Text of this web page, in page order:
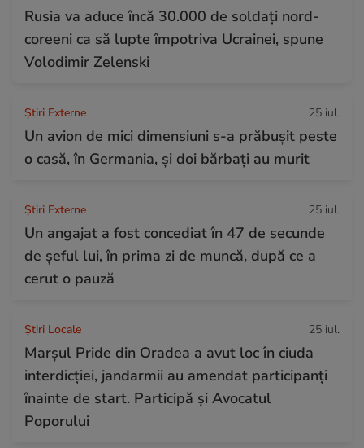
Rusia va aduce încă 30.000 de soldaţi nord-
coreeni ca să lupte împotriva Ucrainei, spune
Volodimir Zelenski
Știri Externe 25 iul.
Un avion de mici dimensiuni s-a prăbușit peste
o casă, în Germania, și doi bărbați au murit
Știri Externe 25 iul.
Un angajat a fost concediat în 47 de secunde
de șeful lui, în prima zi de muncă, după ce a
cerut o pauză
Știri Locale 25 iul.
Marșul Pride din Oradea a avut loc în ciuda
interdicției, jandarmii au amendat participanți
înainte de start. Participă și Avocatul
Poporului